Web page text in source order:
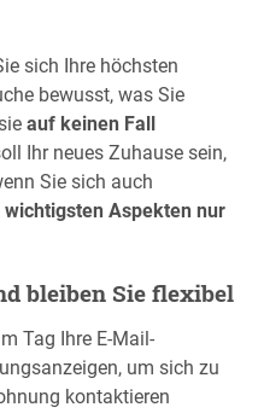
sich Ihre höchsten
bewusst, was Sie
auf keinen Fall
Ihr neues Zuhause sein,
Sie sich auch
Aspekten nur
bleiben Sie flexibel
Tag Ihre E-Mail-
um sich zu
kontaktieren